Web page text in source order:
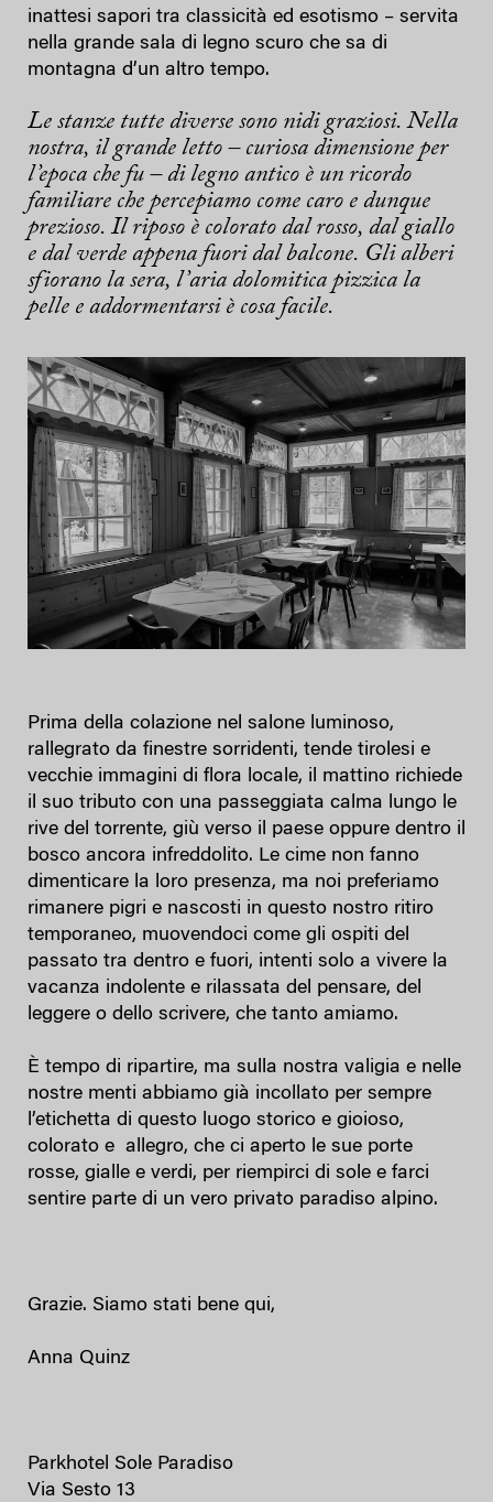
inattesi sapori tra classicità ed esotismo – servita
nella grande sala di legno scuro che sa di
montagna d’un altro tempo.
Le stanze tutte diverse sono nidi graziosi. Nella
nostra, il grande letto – curiosa dimensione per
l’epoca che fu – di legno antico è un ricordo
familiare che percepiamo come caro e dunque
prezioso. Il riposo è colorato dal rosso, dal giallo
e dal verde appena fuori dal balcone. Gli alberi
sfiorano la sera, l’aria dolomitica pizzica la
pelle e addormentarsi è cosa facile.
Prima della colazione nel salone luminoso,
rallegrato da finestre sorridenti, tende tirolesi e
vecchie immagini di flora locale, il mattino richiede
il suo tributo con una passeggiata calma lungo le
rive del torrente, giù verso il paese oppure dentro il
bosco ancora infreddolito. Le cime non fanno
dimenticare la loro presenza, ma noi preferiamo
rimanere pigri e nascosti in questo nostro ritiro
temporaneo, muovendoci come gli ospiti del
passato tra dentro e fuori, intenti solo a vivere la
vacanza indolente e rilassata del pensare, del
leggere o dello scrivere, che tanto amiamo.
È tempo di ripartire, ma sulla nostra valigia e nelle
nostre menti abbiamo già incollato per sempre
l’etichetta di questo luogo storico e gioioso,
colorato e allegro, che ci aperto le sue porte
rosse, gialle e verdi, per riempirci di sole e farci
sentire parte di un vero privato paradiso alpino.
Grazie. Siamo stati bene qui,
Anna Quinz
Parkhotel Sole Paradiso
Via Sesto 13